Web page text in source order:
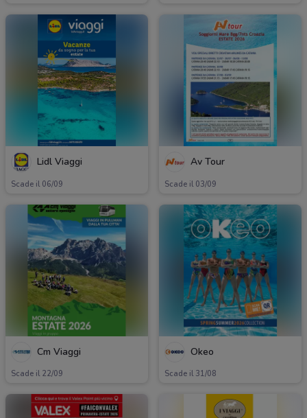
Lidl Viaggi
Scade il 06/09
Av Tour
Scade il 03/09
Cm Viaggi
Scade il 22/09
Okeo
Scade il 31/08